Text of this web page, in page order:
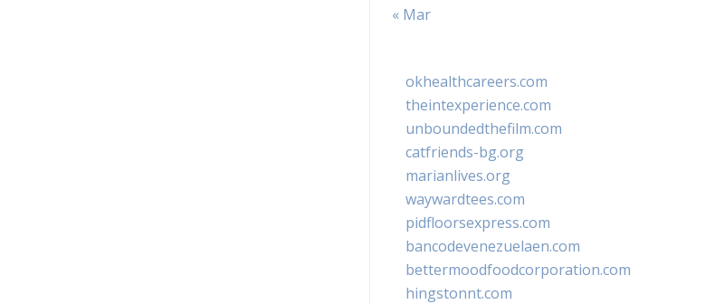
« Mar
okhealthcareers.com
theintexperience.com
unboundedthefilm.com
catfriends-bg.org
marianlives.org
waywardtees.com
pidfloorsexpress.com
bancodevenezuelaen.com
bettermoodfoodcorporation.com
hingstonnt.com